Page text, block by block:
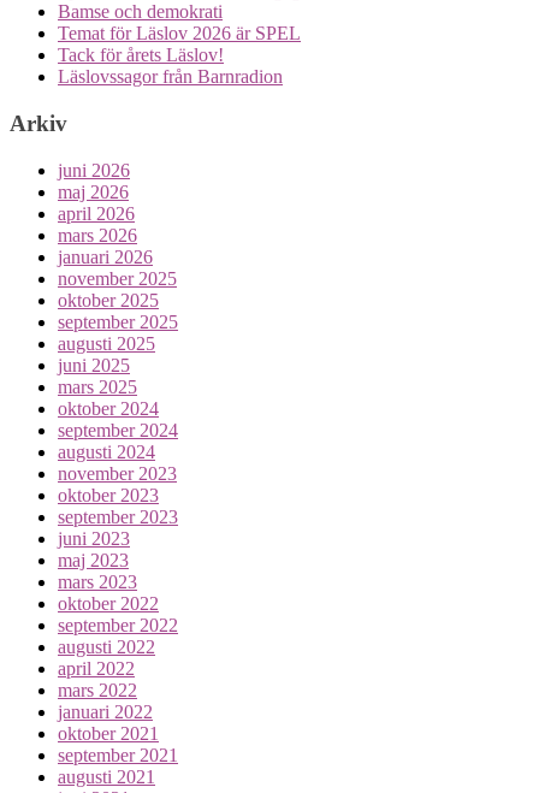
Bamse och demokrati
Temat för Läslov 2026 är SPEL
Tack för årets Läslov!
Läslovssagor från Barnradion
Arkiv
juni 2026
maj 2026
april 2026
mars 2026
januari 2026
november 2025
oktober 2025
september 2025
augusti 2025
juni 2025
mars 2025
oktober 2024
september 2024
augusti 2024
november 2023
oktober 2023
september 2023
juni 2023
maj 2023
mars 2023
oktober 2022
september 2022
augusti 2022
april 2022
mars 2022
januari 2022
oktober 2021
september 2021
augusti 2021